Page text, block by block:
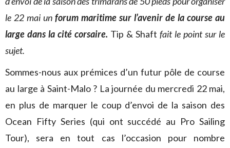
le 22 mai un forum maritime sur l’avenir de la course au
large dans la cité corsaire. Tip & Shaft fait le point sur le
sujet.
Sommes-nous aux prémices d’un futur pôle de course
au large à Saint-Malo ? La journée du mercredi 22 mai,
en plus de marquer le coup d’envoi de la saison des
Ocean Fifty Series (qui ont succédé au Pro Sailing
Tour), sera en tout cas l’occasion pour nombre